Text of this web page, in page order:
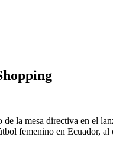
la mesa directiva en el
femenino en Ecuador, al